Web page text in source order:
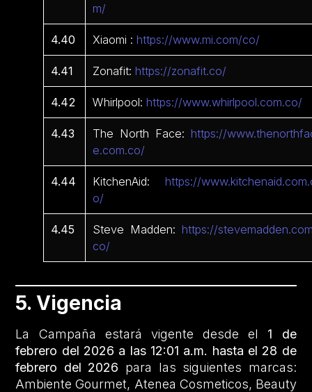
m/
4.40 Xiaomi :https://www.mi.com/co/
4.41 Zonafit:https://zonafit.co/
4.42 Whirlpool:https://www.whirlpool.com.co/
4.43 The North Face:https://
e.com.co/
4.44 KitchenAid:https://
o/
4.45 Steve Madden:https://
co/
5. Vigencia
La Campaña estará vigente desde el
1 de
febrero del 2026 a las 12:01 a.m. hasta el 28 de
febrero del 2026 para las siguientes marcas:
Ambiente Gourmet, Atenea Cosmeticos, Beauty